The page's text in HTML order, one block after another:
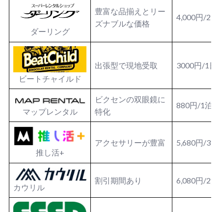
ダーリング
豊富な品揃えとリー
ズナブルな価格
4,000円/2
ビートチャイルド
出張型で現地受取 3000円/1日
マップレンタル
ビクセンの双眼鏡に
特化
880円/1泊2
推し活+
アクセサリーが豊富 5,680円/3
カウリル
割引期間あり 6,080円/2